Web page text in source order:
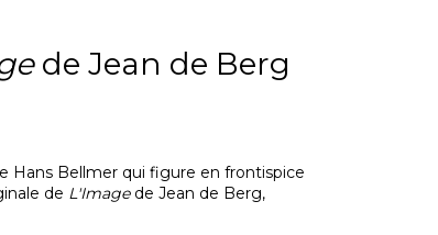
de Jean de Berg
Hans Bellmer qui figure en frontispice
de L'Imagede Jean de Berg,